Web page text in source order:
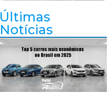
Últimas
Notícias